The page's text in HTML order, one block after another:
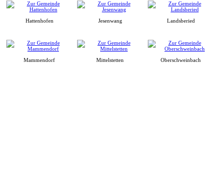
Hattenhofen Jesenwang Landsberied
Mammendorf Mittelstetten Oberschweinbach